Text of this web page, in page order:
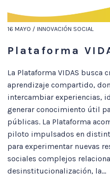
16 MAYO / INNOVACIÓN SOCIAL
Plataforma
La Plataforma VIDAS busca
aprendizaje compartido,
intercambiar experiencias,
generar conocimiento útil
públicas. La Plataforma
piloto impulsados en
para experimentar nuevas
sociales complejos
desinstitucionalización, la...